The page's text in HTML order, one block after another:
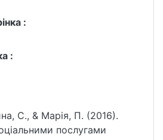
:
:
С., & Марія, П. (2016).
послугами